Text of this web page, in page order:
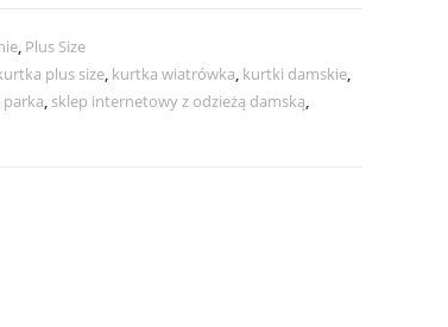
, Plus Size
plus size, kurtka wiatrówka, kurtki damskie,
parka, sklep internetowy z odzieżą damską,